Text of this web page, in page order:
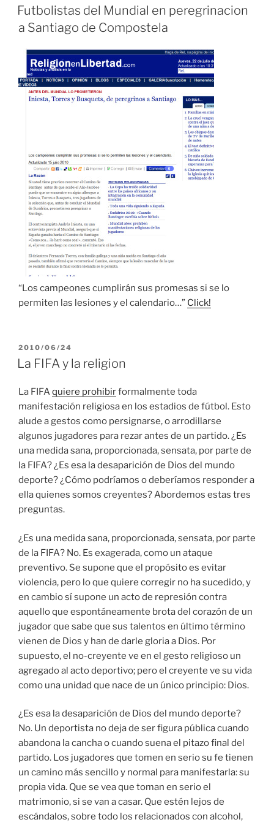
EL
Futbolistas del Mundial en peregrinacion
a Santiago de Compostela
“Los campeones cumplirán sus promesas si se lo
permiten las lesiones y el calendario…” Click!
PUBLICADO
EL
2010/06/24
La FIFA y la religion
La FIFAquiere prohibirformalmente toda
manifestación religiosa en los estadios de fútbol. Esto
alude a gestos como persignarse, o arrodillarse
algunos jugadores para rezar antes de un partido. ¿Es
una medida sana, proporcionada, sensata, por parte de
la FIFA? ¿Es esa la desaparición de Dios del mundo
deporte? ¿Cómo podríamos o deberíamos responder a
ella quienes somos creyentes? Abordemos estas tres
preguntas.
¿Es una medida sana, proporcionada, sensata, por parte
de la FIFA? No. Es exagerada, como un ataque
preventivo. Se supone que el propósito es evitar
violencia, pero lo que quiere corregir no ha sucedido, y
en cambio sí supone un acto de represión contra
aquello que espontáneamente brota del corazón de un
jugador que sabe que sus talentos en último término
vienen de Dios y han de darle gloria a Dios. Por
supuesto, el no-creyente ve en el gesto religioso un
agregado al acto deportivo; pero el creyente ve su vida
como una unidad que nace de un único principio: Dios.
¿Es esa la desaparición de Dios del mundo deporte?
No. Un deportista no deja de ser figura pública cuando
abandona la cancha o cuando suena el pitazo final del
partido. Los jugadores que tomen en serio su fe tienen
un camino más sencillo y normal para manifestarla: su
propia vida. Que se vea que toman en serio el
matrimonio, si se van a casar. Que estén lejos de
escándalos, sobre todo los relacionados con alcohol,